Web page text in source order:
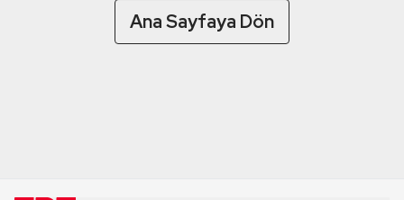
Ana Sayfaya Dön